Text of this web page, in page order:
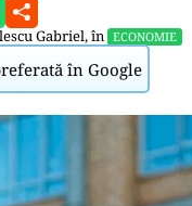
Gabriel, în ECONOMIE
în Google